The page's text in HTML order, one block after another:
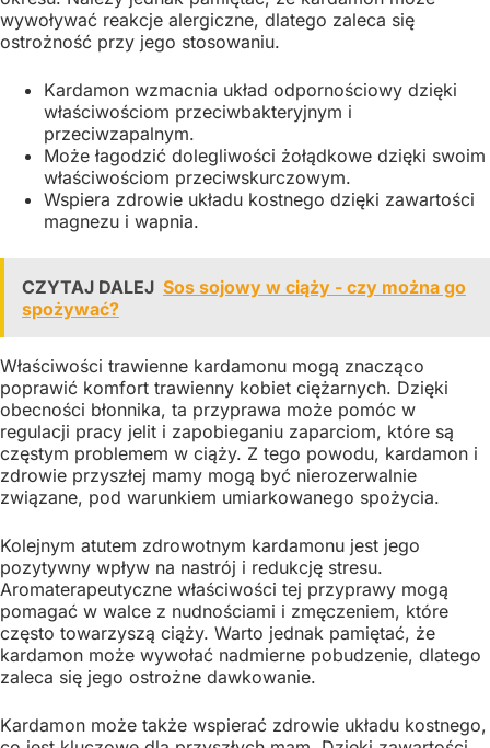
wywoływać reakcje alergiczne, dlatego zaleca się
ostrożność przy jego stosowaniu.
Kardamon wzmacnia układ odpornościowy dzięki
właściwościom przeciwbakteryjnym i
przeciwzapalnym.
Może łagodzić dolegliwości żołądkowe dzięki swoim
właściwościom przeciwskurczowym.
Wspiera zdrowie układu kostnego dzięki zawartości
magnezu i wapnia.
CZYTAJ DALEJ Sos sojowy w ciąży - czy można go
spożywać?
Właściwości trawienne kardamonu mogą znacząco
poprawić komfort trawienny kobiet ciężarnych. Dzięki
obecności błonnika, ta przyprawa może pomóc w
regulacji pracy jelit i zapobieganiu zaparciom, które są
częstym problemem w ciąży. Z tego powodu, kardamon i
zdrowie przyszłej mamy mogą być nierozerwalnie
związane, pod warunkiem umiarkowanego spożycia.
Kolejnym atutem zdrowotnym kardamonu jest jego
pozytywny wpływ na nastrój i redukcję stresu.
Aromaterapeutyczne właściwości tej przyprawy mogą
pomagać w walce z nudnościami i zmęczeniem, które
często towarzyszą ciąży. Warto jednak pamiętać, że
kardamon może wywołać nadmierne pobudzenie, dlatego
zaleca się jego ostrożne dawkowanie.
Kardamon może także wspierać zdrowie układu kostnego,